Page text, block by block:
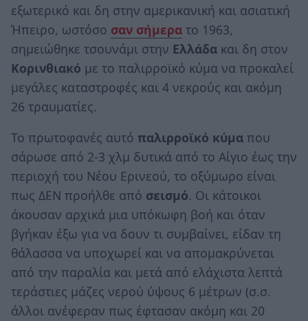
εξωτερικό και δη στην αμερικανική και ασιατική
Ήπειρο, ωστόσο σαν σήμερα το 1963,
σημειώθηκε τσουνάμι στην Ελλάδα και δη στον
Κορινθιακό με το παλιρροϊκό κύμα να προκαλεί
μεγάλες καταστροφές και 4 νεκρούς και ακόμη
26 τραυματίες.
Το πρωτοφανές αυτό παλιρροϊκό κύμα που
σάρωσε από 2-3 χλμ δυτικά από το Αίγιο έως την
περιοχή του Νέου Ερινεού, το οξύμωρο είναι
πως ΔΕΝ προήλθε από σεισμό. Οι κάτοικοι
άκουσαν αρχικά μια υπόκωφη βοή και όταν
βγήκαν έξω για να δουν τι συμβαίνει, είδαν τη
θάλασσα να υποχωρεί και να απομακρύνεται
από την παραλία και μετά από ελάχιστα λεπτά
τεράστιες μάζες νερού ύψους 6 μέτρων (σ.σ.
άλλοι ανέφεραν πως έφτασαν ακόμη και 20